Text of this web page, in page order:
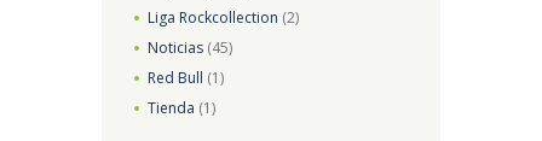
Liga Rockcollection (2)
Noticias (45)
Red Bull (1)
Tienda (1)